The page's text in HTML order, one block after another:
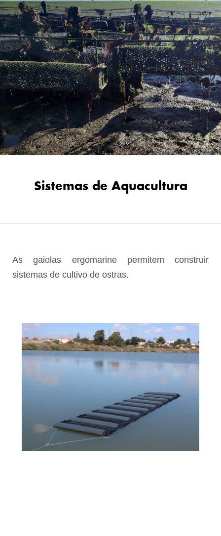
Sistemas de Aquacultura
As gaiolas ergomarine permitem construir
sistemas de cultivo de ostras.